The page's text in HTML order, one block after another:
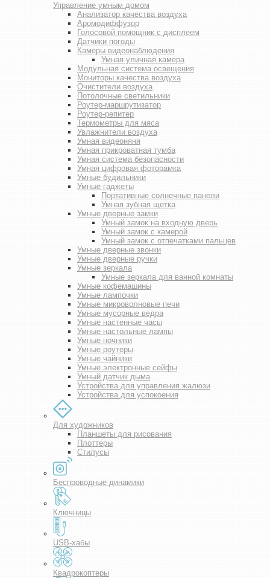
Управление умным домом
Анализатор качества воздуха
Аромодиффузор
Голосовой помощник с дисплеем
Датчики погоды
Камеры видеонаблюдения
Умная уличная камера
Модульная система освещения
Мониторы качества воздуха
Очистители воздуха
Потолочные светильники
Роутер-маршрутизатор
Роутер-репитер
Термометры для мяса
Увлажнители воздуха
Умная видеоняня
Умная прикроватная тумба
Умная система безопасности
Умная цифровая фоторамка
Умные будильники
Умные гаджеты
Портативные солнечные панели
Умная зубная щетка
Умные дверные замки
Умный замок на входную дверь
Умный замок с камерой
Умный замок с отпечатками пальцев
Умные дверные звонки
Умные дверные ручки
Умные зеркала
Умные зеркала для ванной комнаты
Умные кофемашины
Умные лампочки
Умные микроволновые печи
Умные мусорные ведра
Умные настенные часы
Умные настольные лампы
Умные ночники
Умные роутеры
Умные чайники
Умные электронные сейфы
Умный датчик дыма
Устройства для управления жалюзи
Устройства для успокоения
Для художников
Планшеты для рисования
Плоттеры
Стилусы
Беспроводные динамики
Ключницы
USB-хабы
Квадрокоптеры